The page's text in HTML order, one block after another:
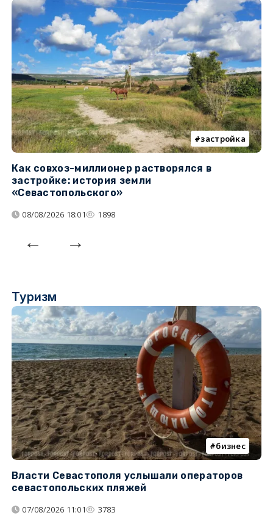
застройка
Как совхоз-миллионер растворялся в
застройке: история земли
«Севастопольского»
08/08/2026 18:01 1898
Туризм
бизнес
Власти Севастополя услышали операторов
севастопольских пляжей
07/08/2026 11:01 3783